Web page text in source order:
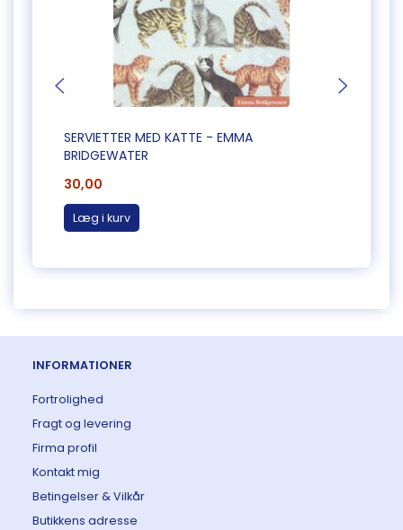
SERVIETTER MED KATTE - EMMA
BRIDGEWATER
30,00
Læg i kurv
INFORMATIONER
Fortrolighed
Fragt og levering
Firma profil
Kontakt mig
Betingelser & Vilkår
Butikkens adresse